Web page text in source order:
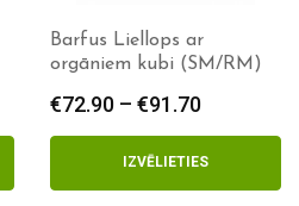
Barfus Liellops ar
orgāniem kubi (SM/RM)
€72.90 – €91.70
range:
€72.90
through
IZVĒLIETIES